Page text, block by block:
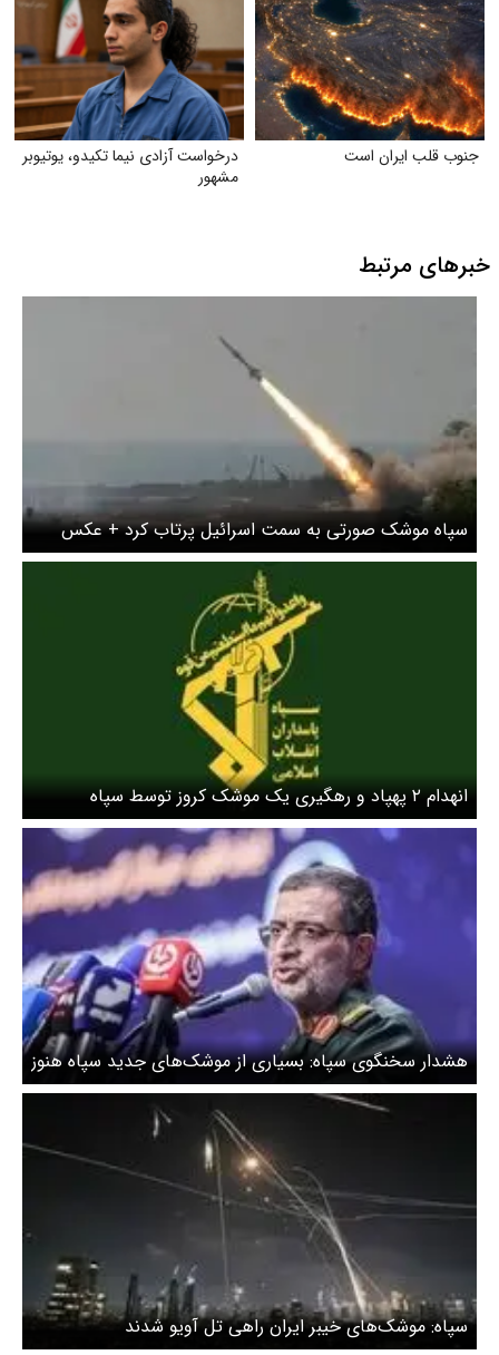
جنوب قلب ایران است
درخواست آزادی نیما تکیدو، یوتیوبر
مشهور
خبرهای مرتبط
سپاه موشک صورتی به سمت اسرائیل پرتاب کرد +‌ عکس
انهدام ۲ پهپاد و رهگیری یک موشک کروز توسط سپاه
هشدار سخنگوی سپاه: بسیاری از موشک‌های جدید سپاه هنوز
شلیک نشده است
سپاه: موشک‌های خیبر ایران راهی تل آویو شدند